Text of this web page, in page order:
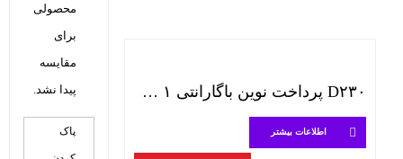
D۲۳۰ پرداخت نوین باگارانتی ۱ ساله
اطلاعات بیشتر
محصولی
برای
مقایسه
پیدا نشد.
پاک